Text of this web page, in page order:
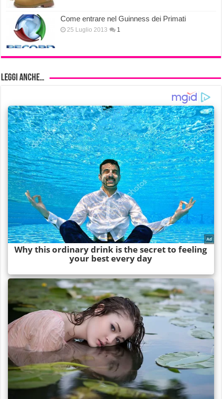
Come entrare nel Guinness dei Primati
25 Luglio 2013 1
Leggi anche…